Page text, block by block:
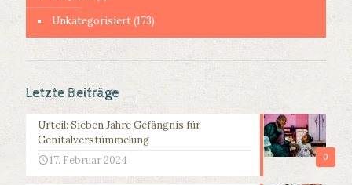
Unkategorisiert(173)
Letzte Beiträge
0
Urteil: Sieben Jahre Gefängnis für
Genitalverstümmelung
17. Februar 2024